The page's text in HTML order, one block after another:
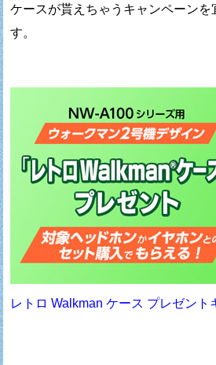
ケースが貰えちゃうキャンペーンを
す。
レトロ Walkman ケース プレゼント